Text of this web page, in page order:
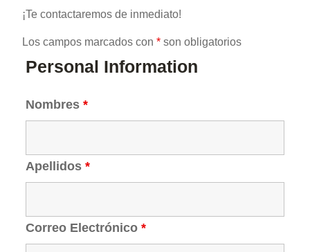
¡Te contactaremos de inmediato!
Los campos marcados con * son obligatorios
Personal Information
Nombres *
Apellidos *
Correo Electrónico *